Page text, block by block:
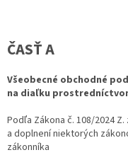
ČASŤ A
Všeobecné obchodné
na diaľku
Podľa Zákona č. 108/2024
a doplnení niektorých
zákonníka